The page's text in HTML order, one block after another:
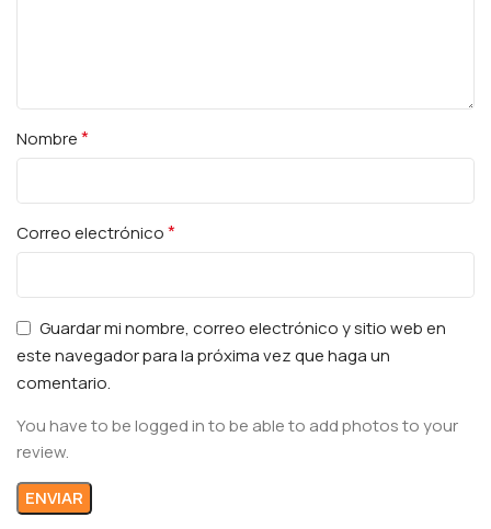
Nombre*
Correo electrónico*
Guardar mi nombre, correo electrónico y sitio web en
este navegador para la próxima vez que haga un
comentario.
You have to be logged in to be able to add photos to your
review.